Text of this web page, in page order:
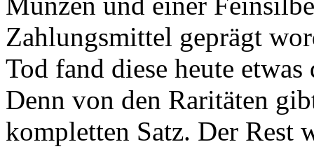
Zahlungsmittel geprägt
Tod fand diese heute
Denn von den Raritäten
kompletten Satz. Der Rest